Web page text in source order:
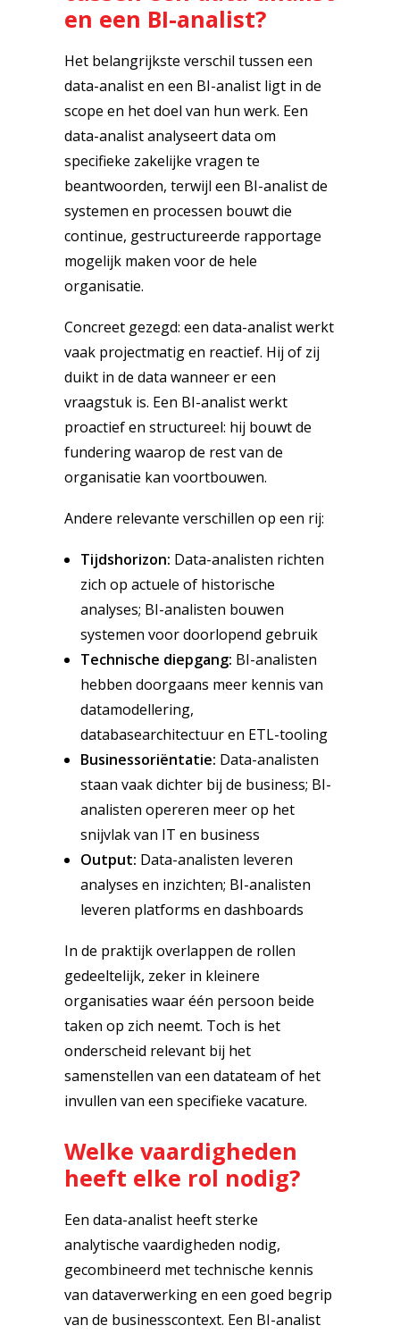
en een BI-analist?
Het belangrijkste verschil tussen een
data-analist en een BI-analist ligt in de
scope en het doel van hun werk. Een
data-analist analyseert data om
specifieke zakelijke vragen te
beantwoorden, terwijl een BI-analist de
systemen en processen bouwt die
continue, gestructureerde rapportage
mogelijk maken voor de hele
organisatie.
Concreet gezegd: een data-analist werkt
vaak projectmatig en reactief. Hij of zij
duikt in de data wanneer er een
vraagstuk is. Een BI-analist werkt
proactief en structureel: hij bouwt de
fundering waarop de rest van de
organisatie kan voortbouwen.
Andere relevante verschillen op een rij:
Tijdshorizon: Data-analisten richten
zich op actuele of historische
analyses; BI-analisten bouwen
systemen voor doorlopend gebruik
Technische diepgang: BI-analisten
hebben doorgaans meer kennis van
datamodellering,
databasearchitectuur en ETL-tooling
Businessoriëntatie: Data-analisten
staan vaak dichter bij de business; BI-
analisten opereren meer op het
snijvlak van IT en business
Output: Data-analisten leveren
analyses en inzichten; BI-analisten
leveren platforms en dashboards
In de praktijk overlappen de rollen
gedeeltelijk, zeker in kleinere
organisaties waar één persoon beide
taken op zich neemt. Toch is het
onderscheid relevant bij het
samenstellen van een datateam of het
invullen van een specifieke vacature.
Welke vaardigheden
heeft elke rol nodig?
Een data-analist heeft sterke
analytische vaardigheden nodig,
gecombineerd met technische kennis
van dataverwerking en een goed begrip
van de businesscontext. Een BI-analist